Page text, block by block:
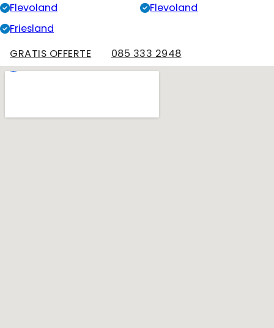
Flevoland
Flevoland
Friesland
GRATIS OFFERTE
085 333 2948